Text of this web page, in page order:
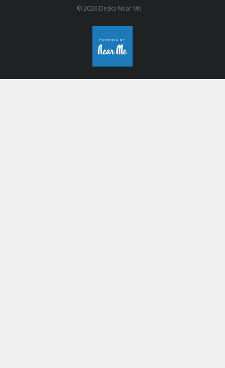
© 2026 Desks Near Me